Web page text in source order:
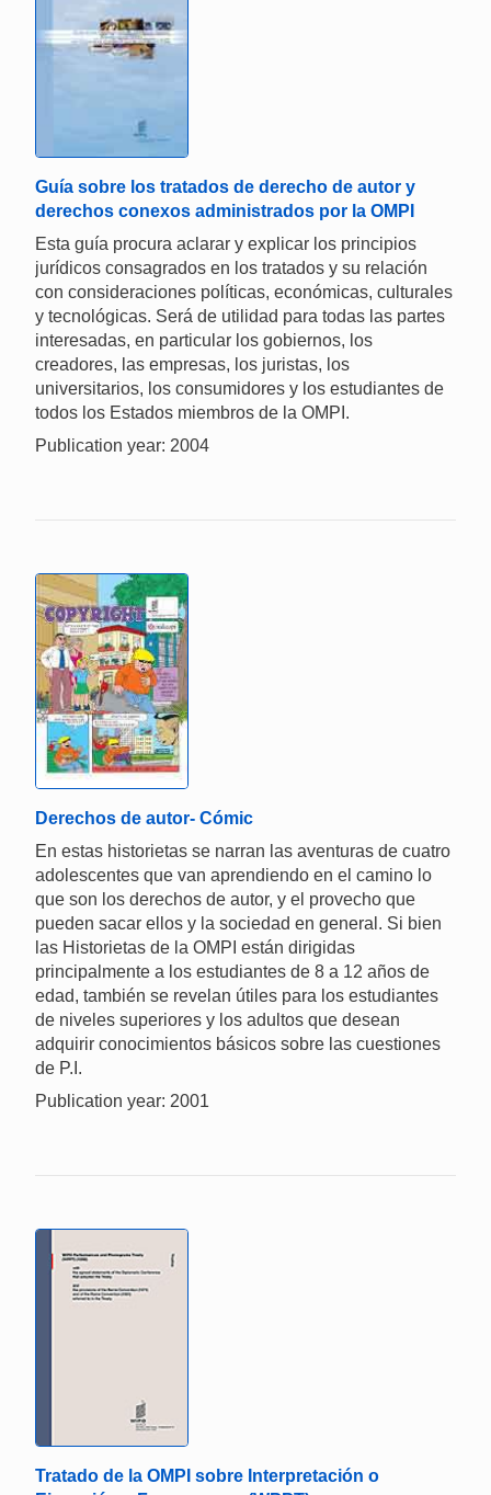
Guía sobre los tratados de derecho de autor y
derechos conexos administrados por la OMPI
Esta guía procura aclarar y explicar los principios
jurídicos consagrados en los tratados y su relación
con consideraciones políticas, económicas, culturales
y tecnológicas. Será de utilidad para todas las partes
interesadas, en particular los gobiernos, los
creadores, las empresas, los juristas, los
universitarios, los consumidores y los estudiantes de
todos los Estados miembros de la OMPI.
Publication year: 2004
Derechos de autor- Cómic
En estas historietas se narran las aventuras de cuatro
adolescentes que van aprendiendo en el camino lo
que son los derechos de autor, y el provecho que
pueden sacar ellos y la sociedad en general. Si bien
las Historietas de la OMPI están dirigidas
principalmente a los estudiantes de 8 a 12 años de
edad, también se revelan útiles para los estudiantes
de niveles superiores y los adultos que desean
adquirir conocimientos básicos sobre las cuestiones
de P.I.
Publication year: 2001
Tratado de la OMPI sobre Interpretación o